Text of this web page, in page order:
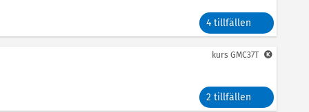
4 tillfällen
2 tillfällen
kurs GMC37T